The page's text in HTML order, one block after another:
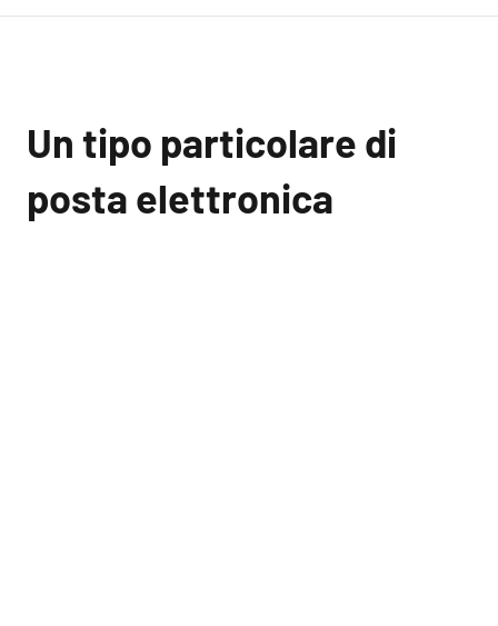
Un tipo particolare di
posta elettronica